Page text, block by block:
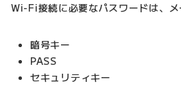
Wi-Fi接続に必要なパスワードは、
暗号キー
PASS
セキュリティキー